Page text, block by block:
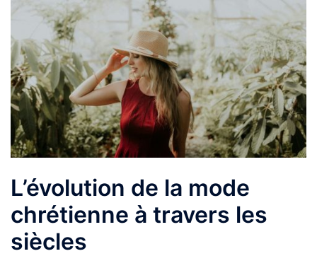
L’évolution de la mode
chrétienne à travers les
siècles